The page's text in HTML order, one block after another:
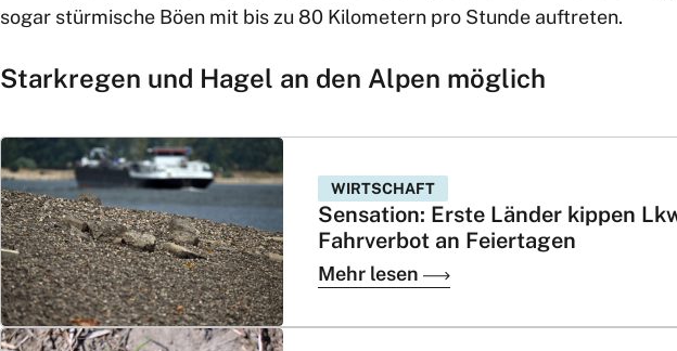
sogar stürmische Böen mit bis zu 80 Kilometern pro Stunde auftreten.
Starkregen und Hagel an den Alpen möglich
WIRTSCHAFT
Sensation: Erste Länder kippen
Fahrverbot an Feiertagen
Mehr lesen